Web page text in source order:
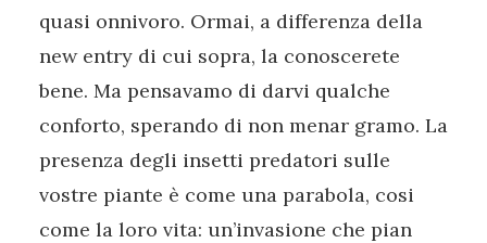
quasi onnivoro. Ormai, a differenza della
new entry di cui sopra, la conoscerete
bene. Ma pensavamo di darvi qualche
conforto, sperando di non menar gramo. La
presenza degli insetti predatori sulle
vostre piante è come una parabola, cosi
come la loro vita: un’invasione che pian